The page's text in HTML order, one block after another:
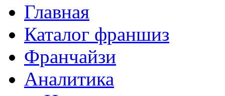
Главная
Каталог франшиз
Франчайзи
Аналитика